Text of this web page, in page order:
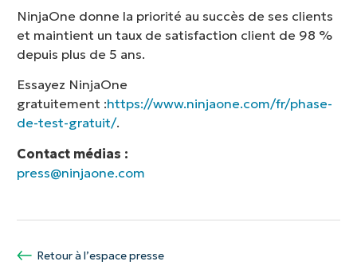
NinjaOne donne la priorité au succès de ses clients
et maintient un taux de satisfaction client de 98 %
depuis plus de 5 ans.
Essayez NinjaOne
gratuitement :https://www.ninjaone.com/fr/phase-
de-test-gratuit/.
Contact médias :
press@ninjaone.com
Retour à l’espace presse